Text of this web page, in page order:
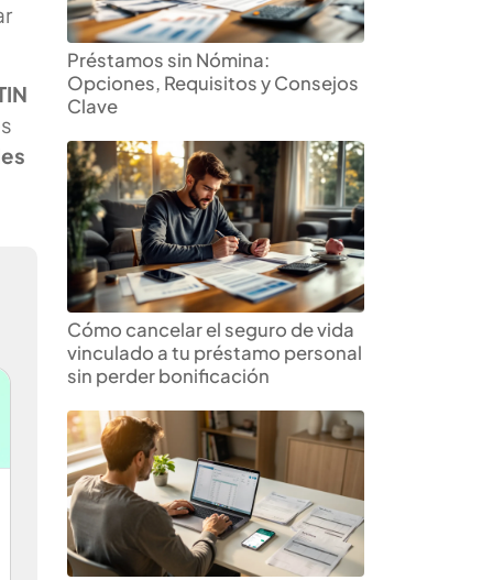
Préstamos sin Nómina:
Opciones, Requisitos y Consejos
Clave
Cómo cancelar el seguro de vida
vinculado a tu préstamo personal
sin perder bonificación